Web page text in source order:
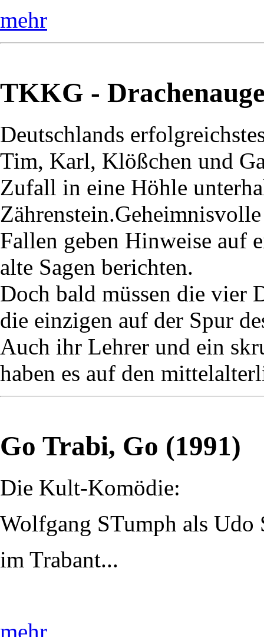
mehr
TKKG -
Deutschlands
Tim, Karl, Klößchen und
Zufall in eine Höhle
Fallen geben Hinweise auf
alte Sagen berichten.
Doch bald müssen die vier
die einzigen auf der Spur
Auch ihr Lehrer und ein
haben es auf den
Go Trabi, Go (1991)
Die Kult-Komödie:
Wolfgang STumph als Udo
im Trabant...
mehr